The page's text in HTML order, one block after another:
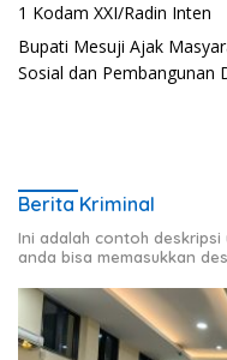
1 Kodam XXI/Radin Inten
Bupati Mesuji Ajak
Sosial dan Pembangunan
Berita Kriminal
Ini adalah contoh
anda bisa memasukkan